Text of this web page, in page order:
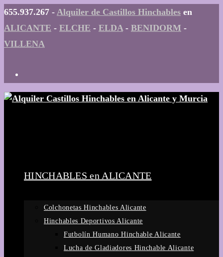
Ir
al
655.937.267 - Alquiler de Castillos Hinchables en
ALICANTE - ELCHE - ELDA- BENIDORM -
VILLENA
HINCHABLES en ALICANTE
Colchonetas Hinchables Alicante
Hinchables Deportivos Alicante
Futbolín Humano Hinchable Alicante
Lucha de Gladiadores Hinchable Alicante